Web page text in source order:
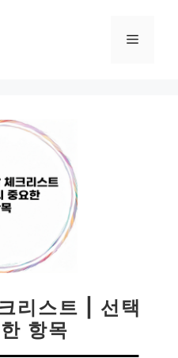
메
리스트 | 선택
항목